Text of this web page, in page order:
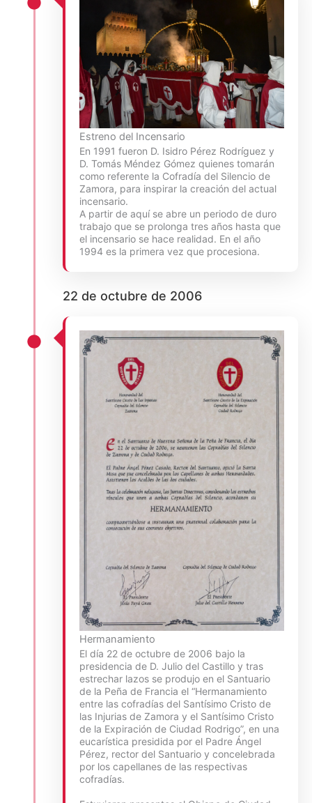
Estreno del Incensario
En 1991 fueron D. Isidro Pérez Rodríguez y
D. Tomás Méndez Gómez quienes tomarán
como referente la Cofradía del Silencio de
Zamora, para inspirar la creación del actual
incensario.
A partir de aquí se abre un periodo de duro
trabajo que se prolonga tres años hasta que
el incensario se hace realidad. En el año
1994 es la primera vez que procesiona.
22 de octubre de 2006
Hermanamiento
El día 22 de octubre de 2006 bajo la
presidencia de D. Julio del Castillo y tras
estrechar lazos se produjo en el Santuario
de la Peña de Francia el “Hermanamiento
entre las cofradías del Santísimo Cristo de
las Injurias de Zamora y el Santísimo Cristo
de la Expiración de Ciudad Rodrigo”, en una
eucarística presidida por el Padre Ángel
Pérez, rector del Santuario y concelebrada
por los capellanes de las respectivas
cofradías.